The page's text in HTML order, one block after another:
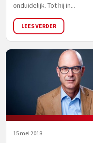
onduidelijk. Tot hij in...
LEES VERDER
15 mei 2018